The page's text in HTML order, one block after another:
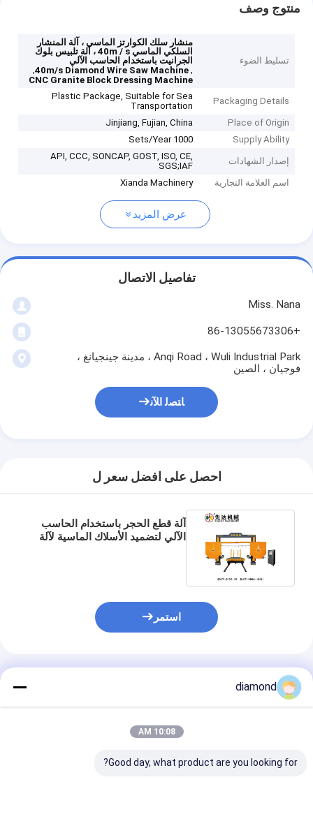
منتوج وصف
تسليط الضوء
منشار سلك الكوارتز الماسي ، آلة المنشار
السلكي الماسي 40m / s ، آلة تلبيس بلوك
الجرانيت باستخدام الحاسب الآلي
,
40m/s Diamond Wire Saw Machine
,
CNC Granite Block Dressing Machine
Packaging Details
Plastic Package, Suitable for Sea
Transportation
Place of Origin
Jinjiang, Fujian, China
Supply Ability
1000 Sets/Year
إصدار الشهادات
API, CCC, SONCAP, GOST, ISO, CE,
SGS;IAF
اسم العلامة التجارية
Xianda Machinery
عرض المزيد
تفاصيل الاتصال
Miss. Nana
+86-13055673306
Anqi Road ، Wuli Industrial Park ، مدينة جينجيانغ ،
فوجيان ، الصين
ﺎﺘﺼﻟ ﺍﻶﻧ
احصل على افضل سعر ل
آلة قطع الحجر باستخدام الحاسب
الآلي لتضميد الأسلاك الماسية لآلة
استمر
المنتجات الموصى بها
diamond
10:08 AM
Good day, what product are you looking for?